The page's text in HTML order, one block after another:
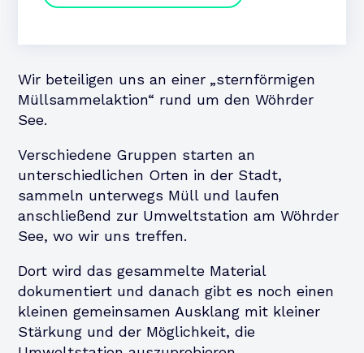
Wir beteiligen uns an einer „sternförmigen
Müllsammelaktion“ rund um denWöhrder
See.
Verschiedene Gruppen starten an
unterschiedlichen Orten in der Stadt,
sammeln unterwegs Müll und laufen
anschließend zur Umweltstation am Wöhrder
See, wo wir uns treffen.
Dort wird das gesammelte Material
dokumentiert und danach gibt es noch einen
kleinen gemeinsamen Ausklang mit kleiner
Stärkung und der Möglichkeit, die